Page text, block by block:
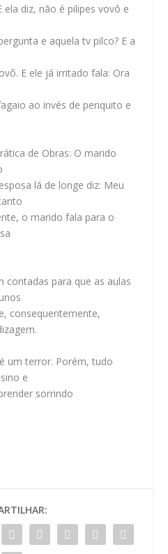
ela diz, não é pilipes vovô e
e aquela tv pilco? E a
E ele já irritado fala: Ora
ao invés de periquito e
de Obras: O marido
lá de longe diz: Meu
o marido fala para o
para que as aulas
consequentemente,
um terror. Porém, tudo
e
sorrindo